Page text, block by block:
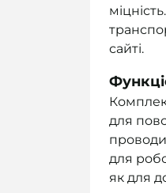
сайті.
для
для
як для